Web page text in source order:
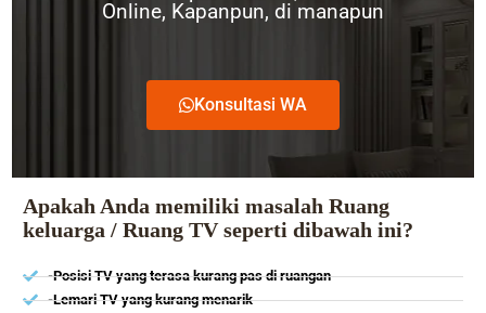
Online, Kapanpun, di manapun
Konsultasi WA
Apakah Anda memiliki masalah Ruang
keluarga / Ruang TV seperti dibawah ini?
-Posisi TV yang terasa kurang pas di ruangan
-Lemari TV yang kurang menarik